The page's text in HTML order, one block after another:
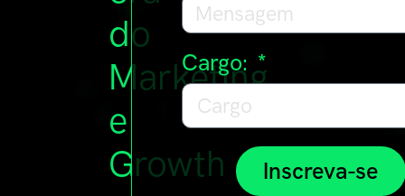
do
Marketing
e
Growth
Cargo:
Inscreva-se